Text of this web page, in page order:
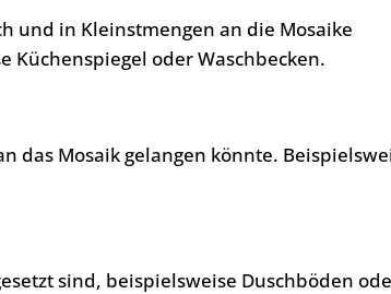
und in Kleinstmengen an die Mosaike
Küchenspiegel oder Waschbecken.
das Mosaik gelangen könnte.
sind, beispielsweise Duschböden